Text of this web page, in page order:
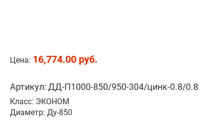
Цена: 16,774.00 руб.
Артикул: ДД-П1000-850/950-304/цинк-0.8/0.8
Класс: ЭКОНОМ
Диаметр: Ду-850